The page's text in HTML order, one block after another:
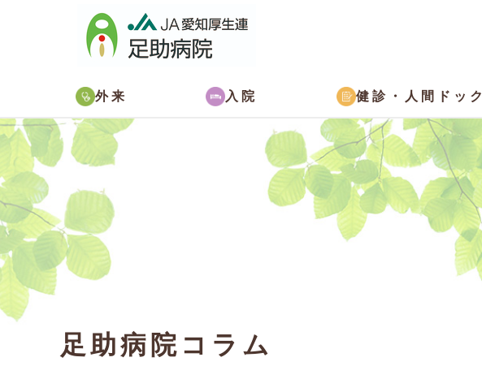
外来 入院 健診・ 人間ドック
足助病院コラム